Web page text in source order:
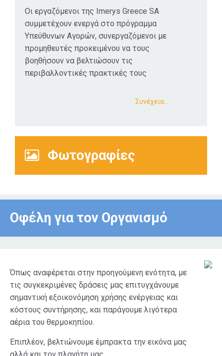
Οι εργαζόμενοι της Imerys Greece SA
συμμετέχουν ενεργά στο πρόγραμμα
Υπεύθυνων Αγορών, συνεργαζόμενοι με
προμηθευτές προκειμένου να τους
βοηθήσουν να βελτιώσουν τις
περιβαλλοντικές πρακτικές τους
Συνέχεια…
Φωτογραφίες
Οφέλη για τον Οργανισμό
Όπως αναφέρεται στην προηγούμενη ενότητα, με
τις συγκεκριμένες δράσεις μας επιτυγχάνουμε
σημαντική εξοικονόμηση χρήσης ενέργειας και
κόστους συντήρησης, και παράγουμε λιγότερα
αέρια του θερμοκηπίου.
Επιπλέον, βελτιώνουμε έμπρακτα την εικόνα μας